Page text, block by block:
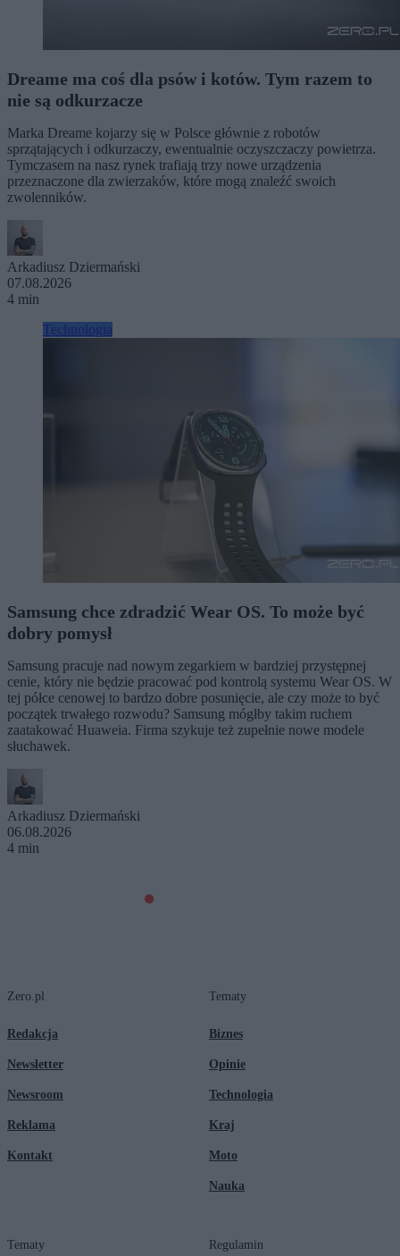
Dreame ma coś dla psów i kotów. Tym razem to
nie są odkurzacze
Marka Dreame kojarzy się w Polsce głównie z robotów
sprzątających i odkurzaczy, ewentualnie oczyszczaczy powietrza.
Tymczasem na nasz rynek trafiają trzy nowe urządzenia
przeznaczone dla zwierzaków, które mogą znaleźć swoich
zwolenników.
Arkadiusz Dziermański
07.08.2026
4 min
Technologia
Samsung chce zdradzić Wear OS. To może być
dobry pomysł
Samsung pracuje nad nowym zegarkiem w bardziej przystępnej
cenie, który nie będzie pracować pod kontrolą systemu Wear OS. W
tej półce cenowej to bardzo dobre posunięcie, ale czy może to być
początek trwałego rozwodu? Samsung mógłby takim ruchem
zaatakować Huaweia. Firma szykuje też zupełnie nowe modele
słuchawek.
Arkadiusz Dziermański
06.08.2026
4 min
Zero.pl
Redakcja
Newsletter
Newsroom
Reklama
Kontakt
Tematy
Biznes
Opinie
Technologia
Kraj
Moto
Nauka
Tematy Regulamin